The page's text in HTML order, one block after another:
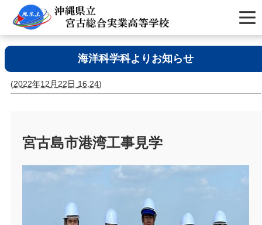
海洋科学科よりお知らせ
(2022年12月22日 16:24)
宮古島市港湾工事見学